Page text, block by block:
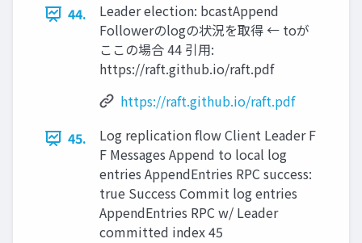
44.
Leader election: bcastAppend
Followerのlogの状況を取得 ← toが
ここの場合 44 引用:
https://raft.github.io/raft.pdf
https://raft.github.io/raft.pdf
45.
Log replication ﬂow Client Leader F
F Messages Append to local log
entries AppendEntries RPC success:
true Success Commit log entries
AppendEntries RPC w/ Leader
committed index 45